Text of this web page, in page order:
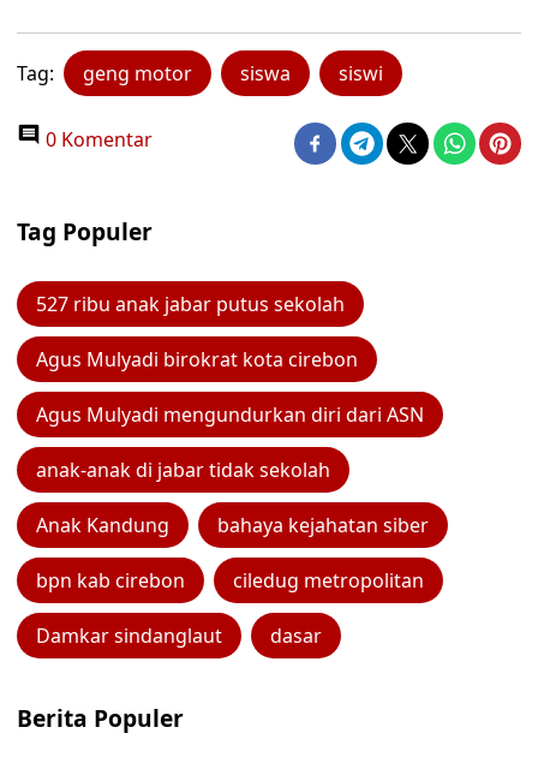
Tag: geng motor siswa siswi
0 Komentar
Tag Populer
527 ribu anak jabar putus sekolah
Agus Mulyadi birokrat kota cirebon
Agus Mulyadi mengundurkan diri dari ASN
anak-anak di jabar tidak sekolah
Anak Kandung bahaya kejahatan siber
bpn kab cirebon ciledug metropolitan
Damkar sindanglaut dasar
Berita Populer